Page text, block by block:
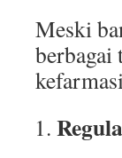
Meski
berbagai